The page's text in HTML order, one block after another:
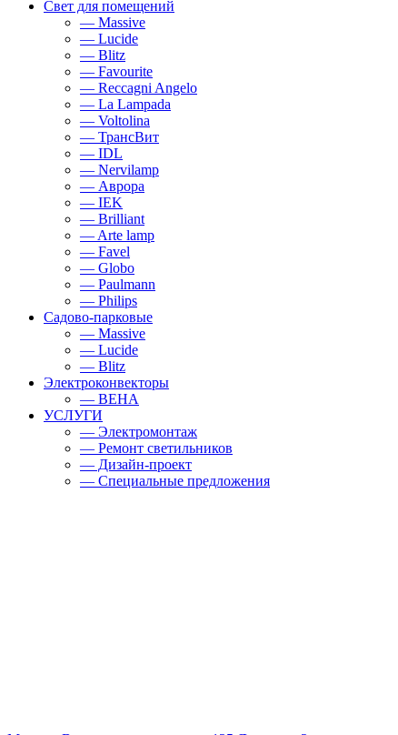
Свет для помещений
— Massive
— Lucide
— Blitz
— Favourite
— Reccagni Angelo
— La Lampada
— Voltolina
— ТрансВит
— IDL
— Nervilamp
— Аврора
— IEK
— Brilliant
— Arte lamp
— Favel
— Globo
— Paulmann
— Philips
Садово-парковые
— Massive
— Lucide
— Blitz
Электроконвекторы
— BEHA
УСЛУГИ
— Электромонтаж
— Ремонт светильников
— Дизайн-проект
— Специальные предложения